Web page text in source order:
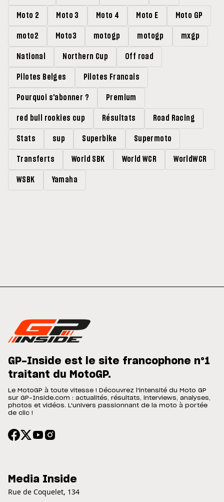
Moto 2 Moto 3 Moto 4 Moto E Moto GP
moto2 Moto3 motogp motogp mxgp
National Northern Cup Off road
Pilotes Belges Pilotes Francais
Pourquoi s'abonner ? Premium
red bull rookies cup Résultats Road Racing
Stats sup Superbike Supermoto
Transferts World SBK World WCR WorldWCR
WSBK Yamaha
GP-Inside est le site francophone n°1
traitant du MotoGP.
Le MotoGP à toute vitesse ! Découvrez l'intensité du Moto GP
sur GP-Inside.com : actualités, résultats, interviews, analyses,
photos et vidéos. L'univers passionnant de la moto à portée
de clic !
Media Inside
Rue de Coquelet, 134